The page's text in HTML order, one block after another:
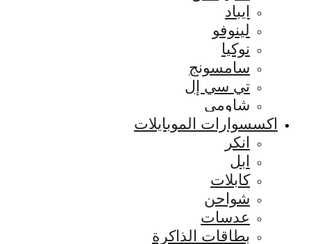
ايباد
لينوفو
نوكيا
سامسونج
تي سي إل
شاومي
اكسسوارات الموبايلات
انكر
ابل
كابلات
شواحن
عدسات
بطاقات الذاكرة